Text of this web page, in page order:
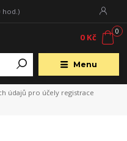
Menu
hod.)
0
0 Kč
údajů pro účely registrace